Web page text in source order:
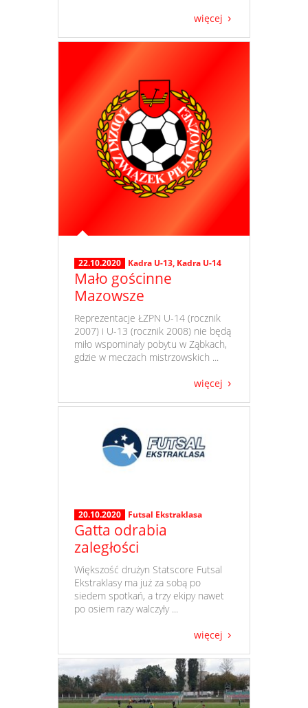
więcej
22.10.2020 Kadra U-13, Kadra U-14
Mało gościnne
Mazowsze
​ Reprezentacje ŁZPN U-14 (rocznik
2007) i U-13 (rocznik 2008) nie będą
miło wspominały pobytu w Ząbkach,
gdzie w meczach mistrzowskich ...
więcej
20.10.2020 Futsal Ekstraklasa
Gatta odrabia
zaległości
​ Większość drużyn Statscore Futsal
Ekstraklasy ma już za sobą po
siedem spotkań, a trzy ekipy nawet
po osiem razy walczyły ...
więcej